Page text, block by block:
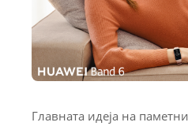
Главната идеја на